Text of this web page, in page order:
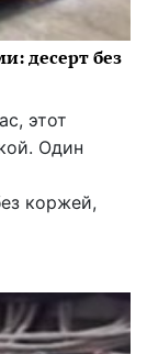
десерт без
этот
Один
коржей,